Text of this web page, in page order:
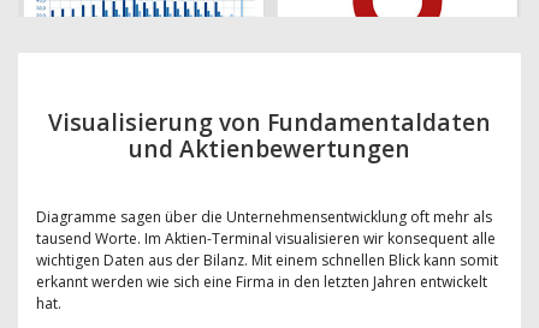
Visualisierung von Fundamentaldaten
und Aktienbewertungen
Diagramme sagen über die Unternehmensentwicklung oft mehr als
tausend Worte. Im Aktien-Terminal visualisieren wir konsequent alle
wichtigen Daten aus der Bilanz. Mit einem schnellen Blick kann somit
erkannt werden wie sich eine Firma in den letzten Jahren entwickelt
hat.